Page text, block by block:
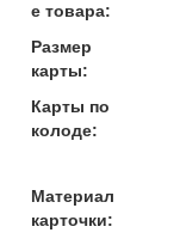
е товара:
Размер
карты:
Карты по
колоде:
Материал
карточки: